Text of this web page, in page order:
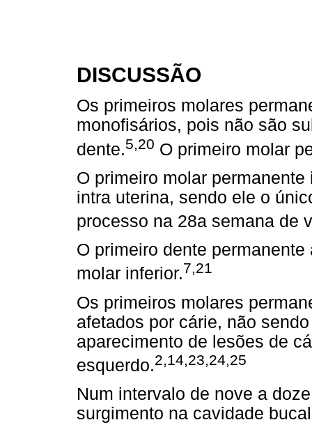
DISCUSSÃO
Os primeiros molares
monofisários, pois não são
dente.5,20 O primeiro molar
O primeiro molar
intra uterina, sendo ele o
processo na 28a semana de
O primeiro dente
molar inferior.7,21
Os primeiros molares
afetados por cárie, não
aparecimento de lesões de
esquerdo.2,14,23,24,25
Num intervalo de nove a
surgimento na cavidade